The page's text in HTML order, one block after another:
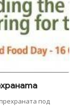
под